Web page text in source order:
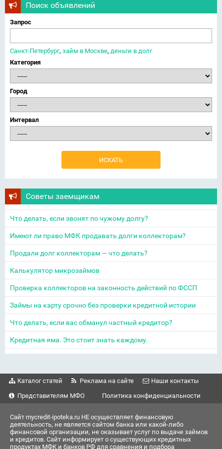
Поиск объявлений
Запрос
Санкт-Петербург, займ в Москве, деньги в долг
Категория
Город
Интервал
Советы заемщикам
Что делать, если звонят по чужому долгу?
Имеют ли право МФК продавать долги коллекторам?
Продали долг коллекторам — что делать?
Калькулятор микрозаймов
Проверка коллекторов на законность действий по ФССП
Займы на карту срочно без проверки кредитной истории
Что делать, если вас обманул частный кредитор?
Кредитная яма. Это стоит знать каждому.
Каталог статей Реклама на сайте
Наши контакты
Представителям МФО
Политика конфиденциальности
Сайт mycredit-ipoteka.ru НЕ осуществляет финансовую
деятельность, не является сайтом банка или какой-либо
финансовой организации, не оказывает услуг по выдаче займов
и кредитов. Сайт информирует о существующих кредитных
продуктах МФК и банков РФ для сравнения и подбора